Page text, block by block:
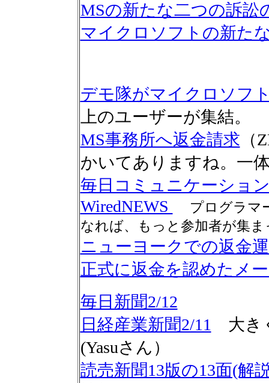
MSの新たな二つの訴訟
マイクロソフトの新た
デモ隊がマイクロソフ
上のユーザーが集結。
MS事務所へ返金請求
かいてありますね。一
毎日コミュニケーショ
WiredNEWS
プログラマ
なれば、もっと参加者が集
ニューヨークでの返金
正式に返金を認めたメ
毎日新聞2/12
日経産業新聞2/11
大き
(Yasuさん）
読売新聞13版の13面(解